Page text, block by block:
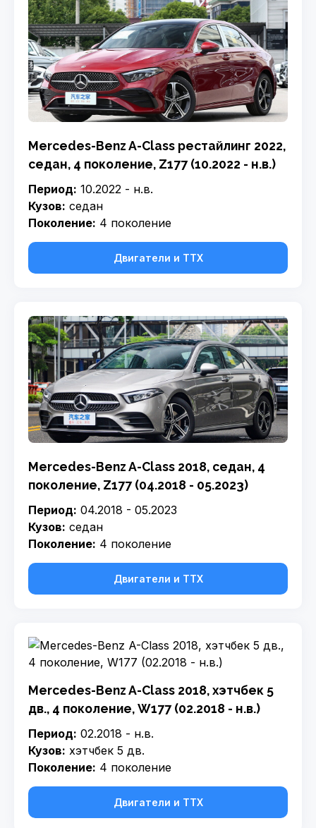
Mercedes-Benz A-Class рестайлинг 2022,
седан, 4 поколение, Z177 (10.2022 - н.в.)
Период: 10.2022 - н.в.
Кузов: седан
Поколение: 4 поколение
Двигатели и ТТХ
Mercedes-Benz A-Class 2018, седан, 4
поколение, Z177 (04.2018 - 05.2023)
Период: 04.2018 - 05.2023
Кузов: седан
Поколение: 4 поколение
Двигатели и ТТХ
Mercedes-Benz A-Class 2018, хэтчбек 5
дв., 4 поколение, W177 (02.2018 - н.в.)
Период: 02.2018 - н.в.
Кузов: хэтчбек 5 дв.
Поколение: 4 поколение
Двигатели и ТТХ